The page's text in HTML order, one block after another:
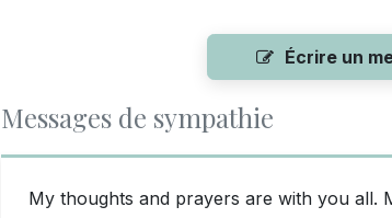
Écrire un
Messages de sympathie
My thoughts and prayers are with you all.